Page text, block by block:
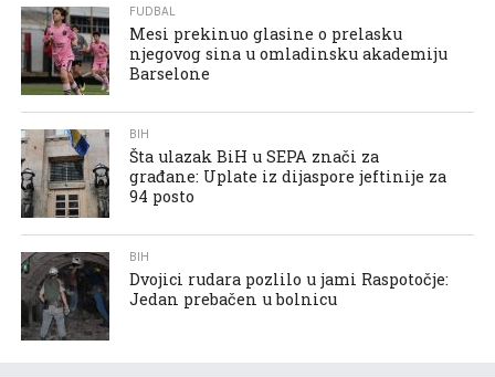
FUDBAL
Mesi prekinuo glasine o prelasku
njegovog sina u omladinsku akademiju
Barselone
BIH
Šta ulazak BiH u SEPA znači za
građane: Uplate iz dijaspore jeftinije za
94 posto
BIH
Dvojici rudara pozlilo u jami Raspotočje:
Jedan prebačen u bolnicu